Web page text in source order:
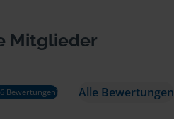
Mitglieder
Bewertungen) Alle Bewertungen